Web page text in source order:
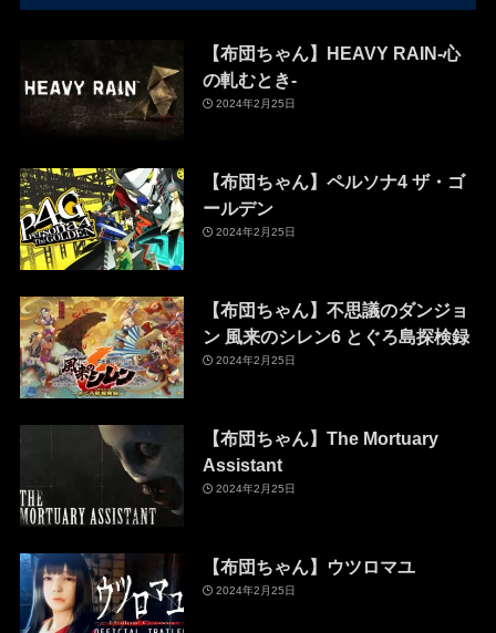
【布団ちゃん】HEAVY RAIN-心
の軋むとき-
2024年2月25日
【布団ちゃん】ペルソナ4 ザ・ゴ
ールデン
2024年2月25日
【布団ちゃん】不思議のダンジョ
ン 風来のシレン6 とぐろ島探検録
2024年2月25日
【布団ちゃん】The Mortuary
Assistant
2024年2月25日
【布団ちゃん】ウツロマユ
2024年2月25日